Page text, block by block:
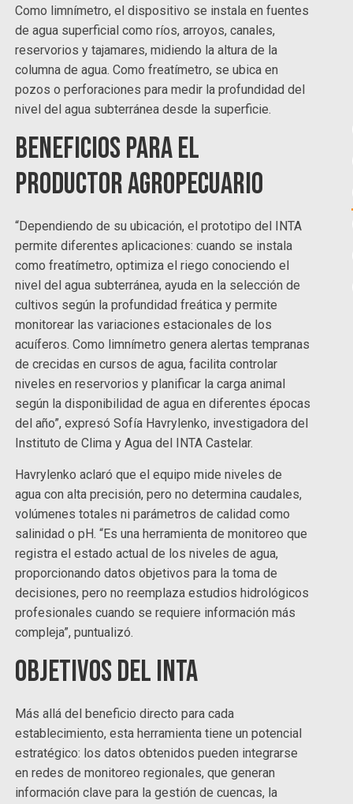
Como limnímetro, el dispositivo se instala en fuentes
de agua superficial como ríos, arroyos, canales,
reservorios y tajamares, midiendo la altura de la
columna de agua. Como freatímetro, se ubica en
pozos o perforaciones para medir la profundidad del
nivel del agua subterránea desde la superficie.
Beneficios para el
productor agropecuario
“Dependiendo de su ubicación, el prototipo del INTA
permite diferentes aplicaciones: cuando se instala
como freatímetro, optimiza el riego conociendo el
nivel del agua subterránea, ayuda en la selección de
cultivos según la profundidad freática y permite
monitorear las variaciones estacionales de los
acuíferos. Como limnímetro genera alertas tempranas
de crecidas en cursos de agua, facilita controlar
niveles en reservorios y planificar la carga animal
según la disponibilidad de agua en diferentes épocas
del año”, expresó Sofía Havrylenko, investigadora del
Instituto de Clima y Agua del INTA Castelar.
Havrylenko aclaró que el equipo mide niveles de
agua con alta precisión, pero no determina caudales,
volúmenes totales ni parámetros de calidad como
salinidad o pH. “Es una herramienta de monitoreo que
registra el estado actual de los niveles de agua,
proporcionando datos objetivos para la toma de
decisiones, pero no reemplaza estudios hidrológicos
profesionales cuando se requiere información más
compleja”, puntualizó.
Objetivos del INTA
Más allá del beneficio directo para cada
establecimiento, esta herramienta tiene un potencial
estratégico: los datos obtenidos pueden integrarse
en redes de monitoreo regionales, que generan
información clave para la gestión de cuencas, la